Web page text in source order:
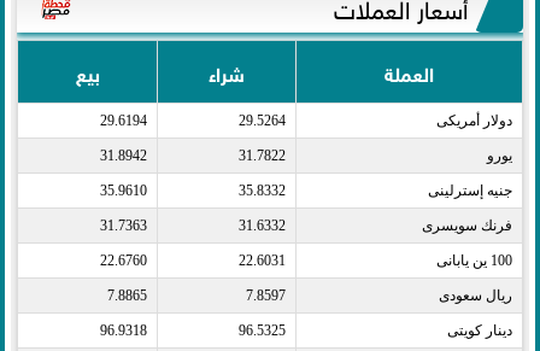
العملة شراء بيع
دولار أمريكى​ 29.5264
29.6194
يورو​ 31.7822
31.8942
جنيه إسترلينى​ 35.8332
35.9610
فرنك سويسرى​ 31.6332
31.7363
100 ين يابانى​ 22.6031
22.6760
ريال سعودى​ 7.8597
7.8865
دينار كويتى​ 96.5325
96.9318